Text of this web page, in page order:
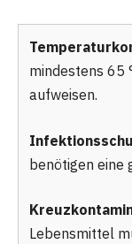
mindestens 65
aufweisen.
benötigen eine
Lebensmittel